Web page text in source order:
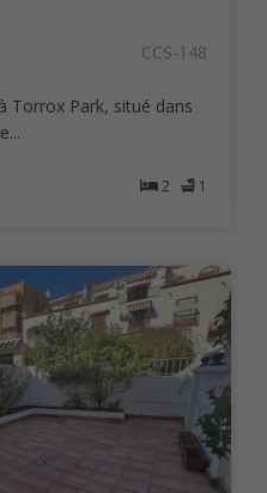
CCS-148
Torrox Park, situé dans
2 1